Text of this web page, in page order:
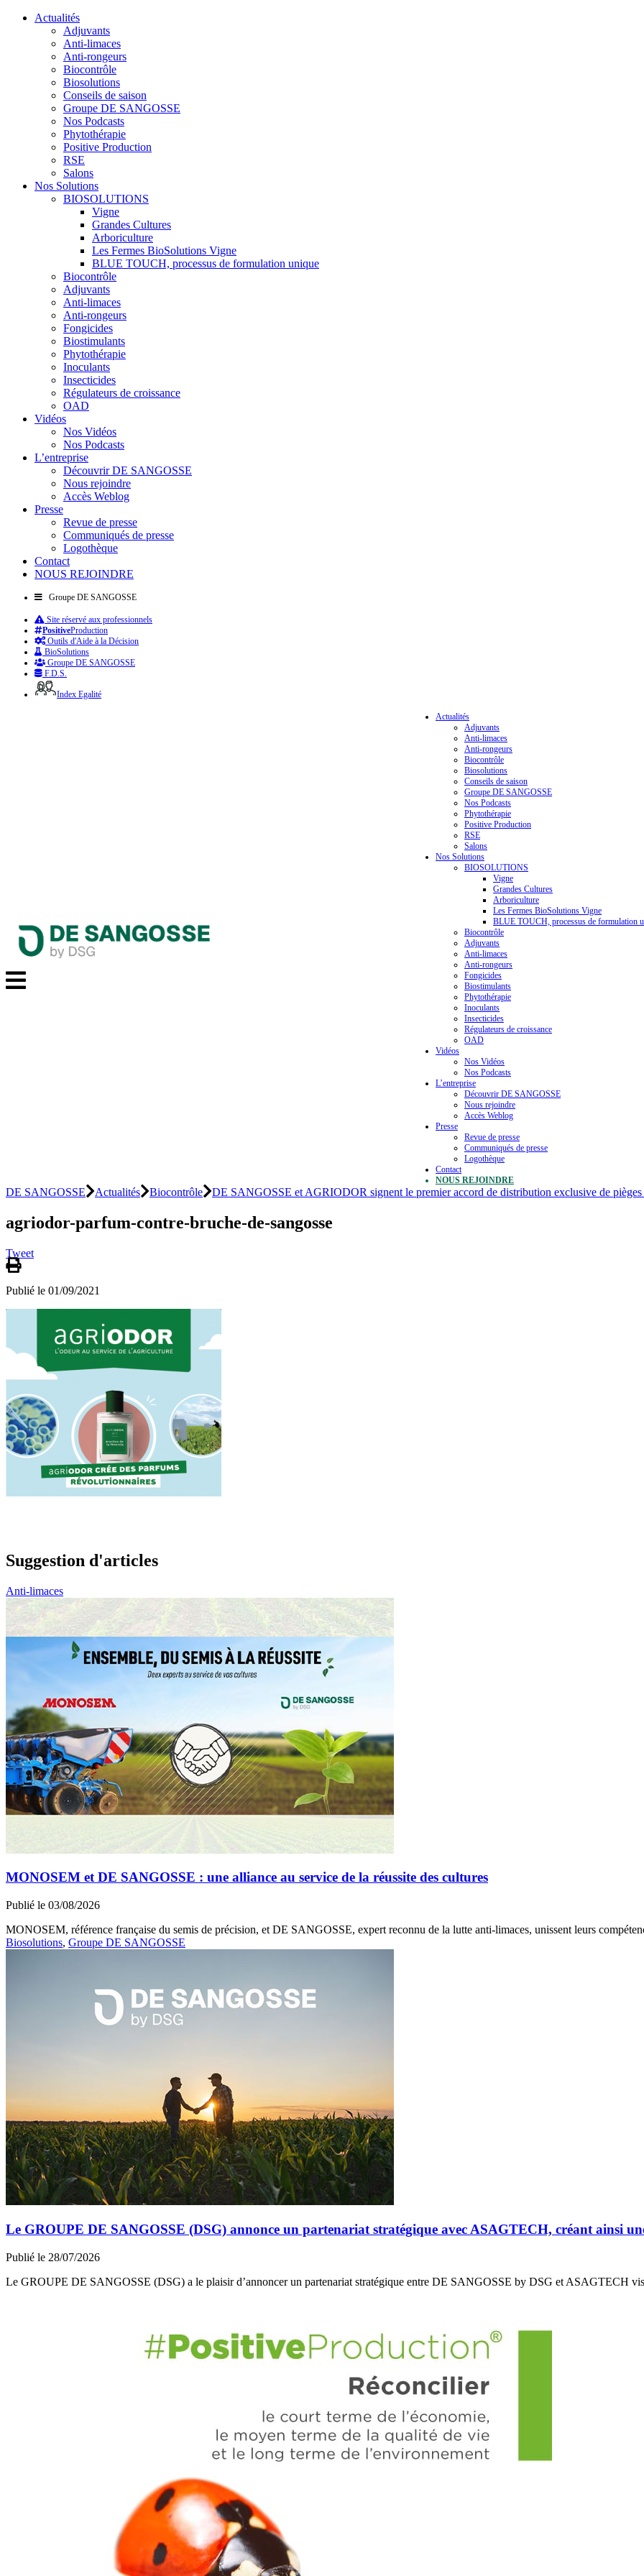
Actualités
Adjuvants
Anti-limaces
Anti-rongeurs
Biocontrôle
Biosolutions
Conseils de saison
Groupe DE SANGOSSE
Nos Podcasts
Phytothérapie
Positive Production
RSE
Salons
Nos Solutions
BIOSOLUTIONS
Vigne
Grandes Cultures
Arboriculture
Les Fermes BioSolutions Vigne
BLUE TOUCH, processus de formulation unique
Biocontrôle
Adjuvants
Anti-limaces
Anti-rongeurs
Fongicides
Biostimulants
Phytothérapie
Inoculants
Insecticides
Régulateurs de croissance
OAD
Vidéos
Nos Vidéos
Nos Podcasts
L’entreprise
Découvrir DE SANGOSSE
Nous rejoindre
Accès Weblog
Presse
Revue de presse
Communiqués de presse
Logothèque
Contact
NOUS REJOINDRE
Groupe DE SANGOSSE
Site réservé aux professionnels
PositiveProduction
Outils d'Aide à la Décision
BioSolutions
Groupe DE SANGOSSE
F.D.S.
Index Egalité
Actualités
Adjuvants
Anti-limaces
Anti-rongeurs
Biocontrôle
Biosolutions
Conseils de saison
Groupe DE SANGOSSE
Nos Podcasts
Phytothérapie
Positive Production
RSE
Salons
Nos Solutions
BIOSOLUTIONS
Vigne
Grandes Cultures
Arboriculture
Les Fermes BioSolutions Vigne
BLUE TOUCH, processus de formulation
Biocontrôle
Adjuvants
Anti-limaces
Anti-rongeurs
Fongicides
Biostimulants
Phytothérapie
Inoculants
Insecticides
Régulateurs de croissance
OAD
Vidéos
Nos Vidéos
Nos Podcasts
L’entreprise
Découvrir DE SANGOSSE
Nous rejoindre
Accès Weblog
Presse
Revue de presse
Communiqués de presse
Logothèque
Contact
NOUS REJOINDRE
DE SANGOSSE Actualités Biocontrôle DE SANGOSSE et AGRIODOR signent le premier accord de distribution exclusive de pièges
agriodor-parfum-contre-bruche-de-sangosse
Tweet
Publié le 01/09/2021
Suggestion d'articles
Anti-limaces
MONOSEM et DE SANGOSSE : une alliance au service de la réussite des cultures
Publié le 03/08/2026
MONOSEM, référence française du semis de précision, et DE SANGOSSE, expert reconnu de la lutte anti-limaces, unissent leurs
Biosolutions, Groupe DE SANGOSSE
Le GROUPE DE SANGOSSE (DSG) annonce un partenariat stratégique avec ASAGTECH, créant ainsi
Publié le 28/07/2026
Le GROUPE DE SANGOSSE (DSG) a le plaisir d’annoncer un partenariat stratégique entre DE SANGOSSE by DSG et ASAGTECH